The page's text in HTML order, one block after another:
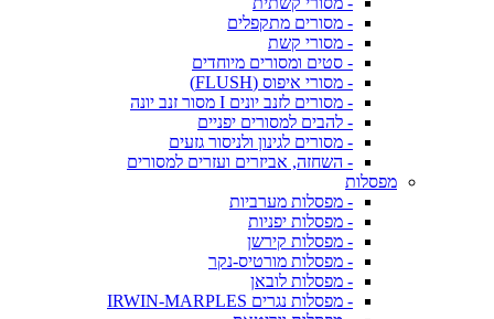
- מסורים מתקפלים
- מסורי קשת
- סטים ומסורים מיוחדים
- מסורי איפוס (FLUSH)
- מסורים לזנב יונים I מסור זנב יונה
- להבים למסורים יפניים
- מסורים לגינון ולניסור גזעים
- השחזה, אביזרים ועזרים למסורים
מפסלות
- מפסלות מערביות
- מפסלות יפניות
- מפסלות קירשן
- מפסלות מורטיס-נקר
- מפסלות לובאן
- מפסלות נגרים IRWIN-MARPLES